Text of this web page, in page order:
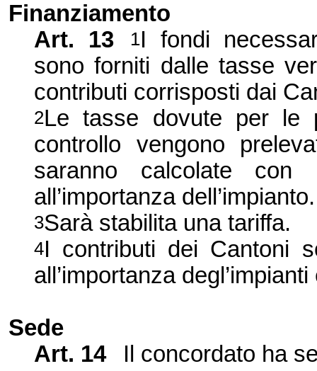
Finanziamento
Art. 13
1I fondi
sono forniti dalle tasse
contributi corrisposti dai
2Le tasse dovute per le
controllo vengono
saranno calcolate
all’importanza dell’impianto.
3Sarà stabilita una tariffa.
4I contributi dei Cantoni
all’importanza
Sede
Art. 14
Il concordato ha